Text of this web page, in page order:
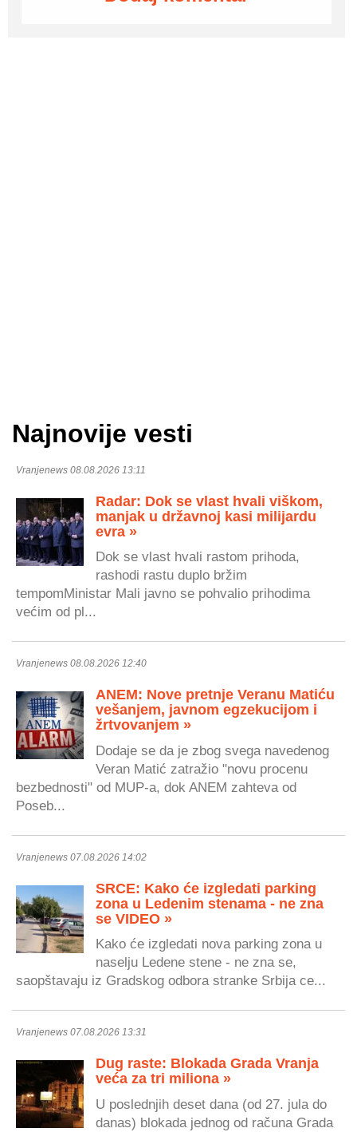
Najnovije vesti
Vranjenews 08.08.2026 13:11
Radar: Dok se vlast hvali viškom,
manjak u državnoj kasi milijardu
evra »
Dok se vlast hvali rastom prihoda,
rashodi rastu duplo bržim
tempomMinistar Mali javno se pohvalio prihodima
većim od pl...
Vranjenews 08.08.2026 12:40
ANEM: Nove pretnje Veranu Matiću
vešanjem, javnom egzekucijom i
žrtvovanjem »
Dodaje se da je zbog svega navedenog
Veran Matić zatražio "novu procenu
bezbednosti" od MUP-a, dok ANEM zahteva od
Poseb...
Vranjenews 07.08.2026 14:02
SRCE: Kako će izgledati parking
zona u Ledenim stenama - ne zna
se VIDEO »
Kako će izgledati nova parking zona u
naselju Ledene stene - ne zna se,
saopštavaju iz Gradskog odbora stranke Srbija ce...
Vranjenews 07.08.2026 13:31
Dug raste: Blokada Grada Vranja
veća za tri miliona »
U poslednjih deset dana (od 27. jula do
danas) blokada jednog od računa Grada